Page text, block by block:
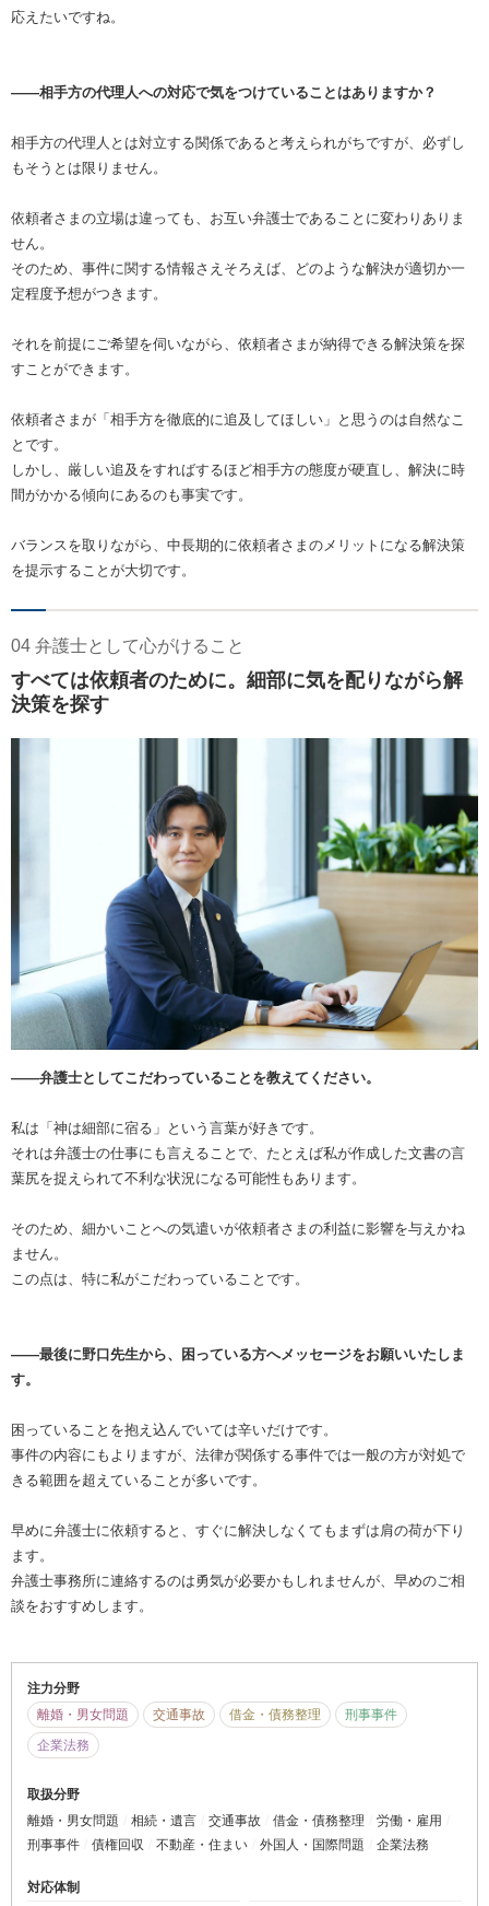
応えたいですね。
――相手方の代理人への対応で気をつけていることはありますか？
相手方の代理人とは対立する関係であると考えられがちですが、必ずし
もそうとは限りません。
依頼者さまの立場は違っても、お互い弁護士であることに変わりありま
せん。
そのため、事件に関する情報さえそろえば、どのような解決が適切か一
定程度予想がつきます。
それを前提にご希望を伺いながら、依頼者さまが納得できる解決策を探
すことができます。
依頼者さまが「相手方を徹底的に追及してほしい」と思うのは自然なこ
とです。
しかし、厳しい追及をすればするほど相手方の態度が硬直し、解決に時
間がかかる傾向にあるのも事実です。
バランスを取りながら、中長期的に依頼者さまのメリットになる解決策
を提示することが大切です。
04 弁護士として心がけること
すべては依頼者のために。細部に気を配りながら解
決策を探す
――弁護士としてこだわっていることを教えてください。
私は「神は細部に宿る」という言葉が好きです。
それは弁護士の仕事にも言えることで、たとえば私が作成した文書の言
葉尻を捉えられて不利な状況になる可能性もあります。
そのため、細かいことへの気遣いが依頼者さまの利益に影響を与えかね
ません。
この点は、特に私がこだわっていることです。
――最後に野口先生から、困っている方へメッセージをお願いいたしま
す。
困っていることを抱え込んでいては辛いだけです。
事件の内容にもよりますが、法律が関係する事件では一般の方が対処で
きる範囲を超えていることが多いです。
早めに弁護士に依頼すると、すぐに解決しなくてもまずは肩の荷が下り
ます。
弁護士事務所に連絡するのは勇気が必要かもしれませんが、早めのご相
談をおすすめします。
注力分野
離婚・男女問題
交通事故 借金・債務整理
刑事事件
企業法務
取扱分野
離婚・男女問題
相続・遺言 交通事故 借金・債務整理
労働・雇用
刑事事件
債権回収 不動産・住まい 外国人・国際問題 企業法務
対応体制